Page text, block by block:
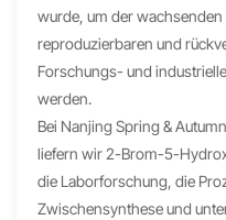
wurde, um der
reproduzierbaren und
Forschungs- und
werden.
Bei Nanjing Spring &
liefern wir 2-Brom-5-
die Laborforschung, die
Zwischensynthese und